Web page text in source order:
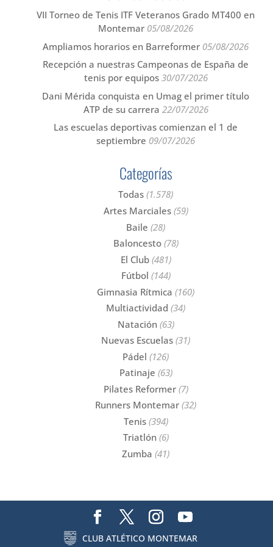
VII Torneo de Tenis ITF Veteranos Grado MT400 en
Montemar 05/08/2026
Ampliamos horarios en Barreformer 05/08/2026
Recepción a nuestras Campeonas de España de
tenis por equipos 30/07/2026
Dani Mérida conquista en Umag el primer título
ATP de su carrera 22/07/2026
Las escuelas deportivas comienzan el 1 de
septiembre 09/07/2026
Categorías
Todas (1.578)
Artes Marciales(59)
Baile (28)
Baloncesto(78)
El Club(481)
Fútbol (144)
Gimnasia Rítmica (160)
Multiactividad (34)
Natación(63)
Nuevas Escuelas (31)
Pádel (126)
Patinaje (63)
Pilates Reformer(7)
Runners Montemar (32)
Tenis(394)
Triatlón(6)
Zumba (41)
CLUB ATLÉTICO MONTEMAR